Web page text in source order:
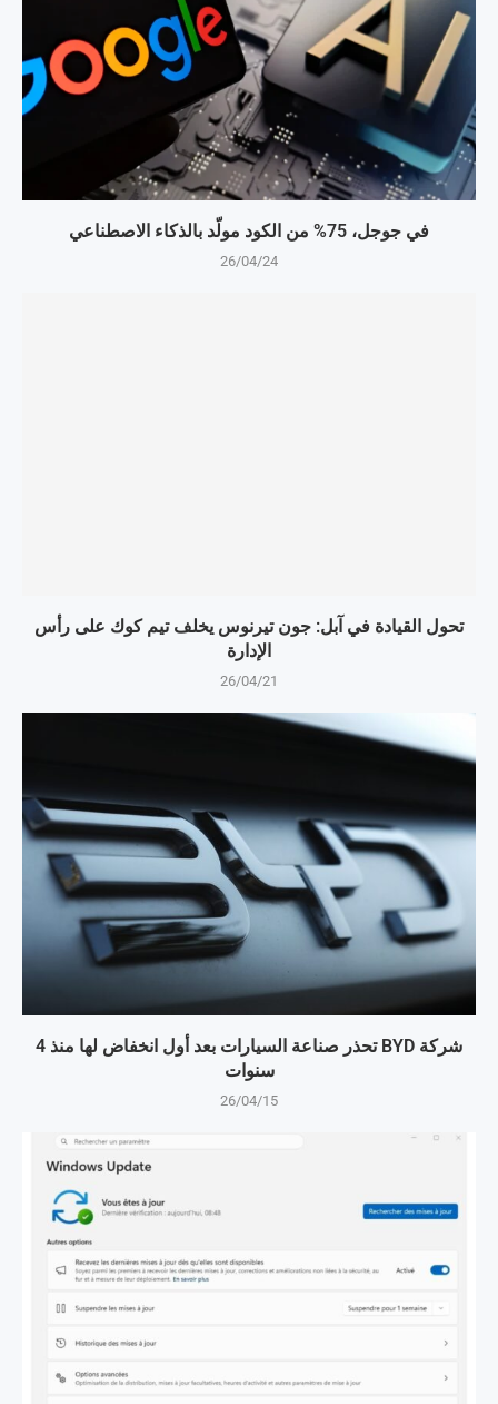
في جوجل، 75% من الكود مولّد بالذكاء الاصطناعي
26/04/24
تحول القيادة في آبل: جون تيرنوس يخلف تيم كوك على رأس
الإدارة
26/04/21
شركة BYD تحذر صناعة السيارات بعد أول انخفاض لها منذ 4
سنوات
26/04/15